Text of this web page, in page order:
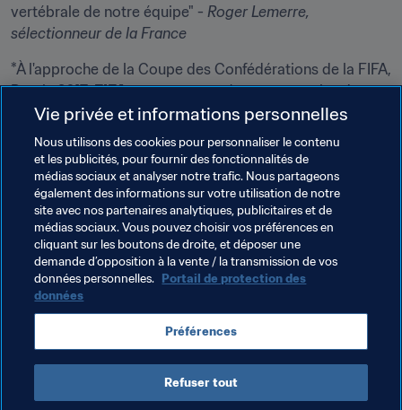
vertébrale de notre équipe" - Roger Lemerre,
sélectionneur de la France
*À l'approche de la Coupe des Confédérations de la FIFA,
Russie 2017, FIFA.com vous remémore toutes les deux
semaines des buts décisif qui ont marqué l'histoire de la
compétition.
Précédemment :
Buteurs décisifs : Peter Rasmussen
Buteurs décisifs : Cuauhtemoc Blanco
Dans deux semaines : Thierry Henry veut défendre
son titre*
Thèmes en lien
Compétitions FIFA France UEFA
Vie privée et informations personnelles
Nous utilisons des cookies pour personnaliser le contenu
et les publicités, pour fournir des fonctionnalités de
médias sociaux et analyser notre trafic. Nous partageons
également des informations sur votre utilisation de notre
site avec nos partenaires analytiques, publicitaires et de
médias sociaux. Vous pouvez choisir vos préférences en
cliquant sur les boutons de droite, et déposer une
demande d’opposition à la vente / la transmission de vos
données personnelles. Portail de protection des
données
Préférences
Refuser tout